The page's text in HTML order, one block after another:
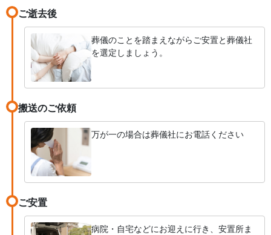
ご逝去後
葬儀のことを踏まえながらご安置と葬儀社
を選定しましょう。
搬送のご依頼
万が一の場合は葬儀社にお電話ください
ご安置
病院・自宅などにお迎えに行き、安置所ま